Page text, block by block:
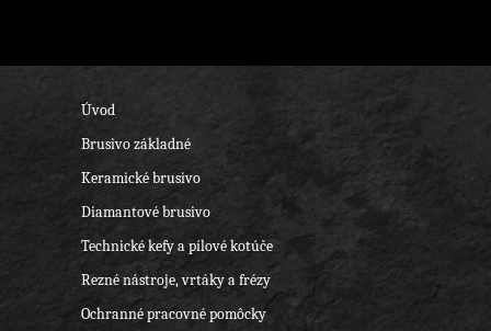
Úvod
Brusivo základné
Keramické brusivo
Diamantové brusivo
Technické kefy a pílové kotúče
Rezné nástroje, vrtáky a frézy
Ochranné pracovné pomôcky